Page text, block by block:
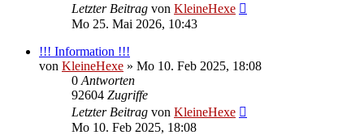
Letzter Beitrag von KleineHexe
Mo 25. Mai 2026, 10:43
!!! Information !!!
von KleineHexe » Mo 10. Feb 2025, 18:08
0 Antworten
92604 Zugriffe
Letzter Beitrag von KleineHexe
Mo 10. Feb 2025, 18:08